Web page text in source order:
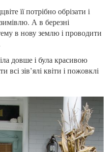
її потрібно обрізати і
А в березні
в нову землю і проводити
довше і була красивою
всі зів’ялі квіти і пожовклі